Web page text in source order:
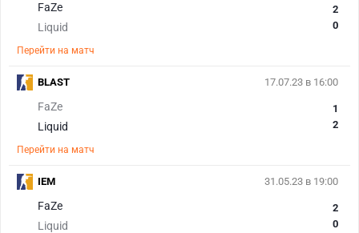
FaZe
Liquid
2
0
Перейти на матч
17.07.23 в 16:00
FaZe
Liquid
1
2
Перейти на матч
BLAST
31.05.23 в 19:00
FaZe
Liquid
2
0
IEM